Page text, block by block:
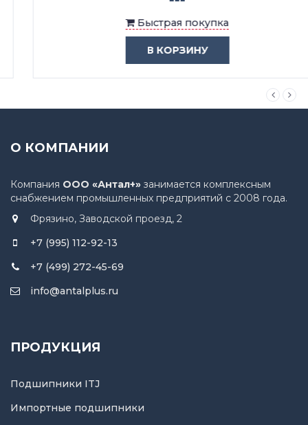
Быстрая покупка
В КОРЗИНУ
О КОМПАНИИ
Компания ООО «Антал+» занимается комплексным
снабжением промышленных предприятий с 2008 года.
Фрязино, Заводской проезд, 2
+7 (995) 112-92-13
+7 (499) 272-45-69
info@antalplus.ru
ПРОДУКЦИЯ
Подшипники ITJ
Импортные подшипники